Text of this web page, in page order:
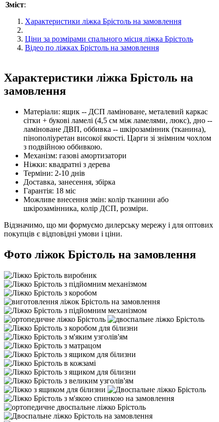
Зміст:
Характеристики ліжка Брістоль на замовлення
Ціни за розмірами спального місця ліжка Брістоль
Відео по ліжках Брістоль на замовлення
Характеристики ліжка Брістоль на
замовлення
Матеріали: ящик -- ДСП ламіноване, металевий каркас
сітки + букові ламелі (4,5 см між ламелями, люкс), дно --
ламіноване ДВП, оббивка -- шкірозамінник (тканина),
пінополіуретан високої якості. Царги зі знімним чохлом
з подвійною оббивкою.
Механізм: газові амортизатори
Ніжки: квадратні з дерева
Терміни: 2-10 днів
Доставка, занесення, збірка
Гарантія: 18 міс
Можливе внесення змін: колір тканини або
шкірозамінника, колір ДСП, розміри.
Відзначимо, що ми формуємо дилерську мережу і для оптових
покупців є відповідні умови і ціни.
Фото ліжок Брістоль на замовлення